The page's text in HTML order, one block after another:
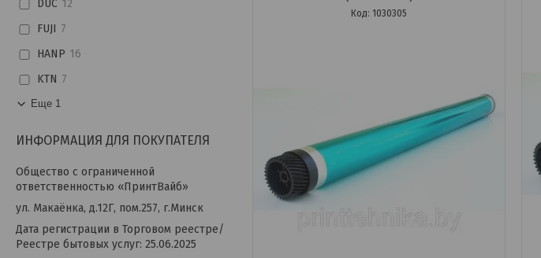
1030305
DUC 12
FUJI 7
HANP 16
KTN 7
Еще 1
ИНФОРМАЦИЯ ДЛЯ ПОКУПАТЕЛЯ
Общество с ограниченной
ответственностью «ПринтВайб»
ул. Макаёнка, д.12Г, пом.257, г.Минск
Дата регистрации в Торговом реестре/
Реестре бытовых услуг: 25.06.2025